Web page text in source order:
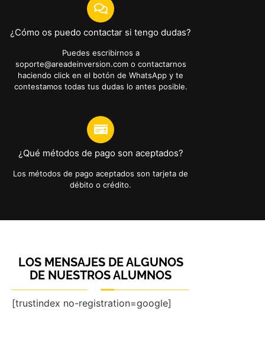
¿Cómo os puedo contactar si tengo dudas?
Puedes escribirnos a
soporte@areadeinversion.com o contactarnos
haciendo click en el botón de WhatsApp y te
contestamos todas tus dudas lo antes posible.
¿Qué métodos de pago son aceptados?
Los métodos de pago aceptados son tarjeta de
débito o crédito.
LOS MENSAJES DE ALGUNOS
DE NUESTROS ALUMNOS
[trustindex no-registration=google]